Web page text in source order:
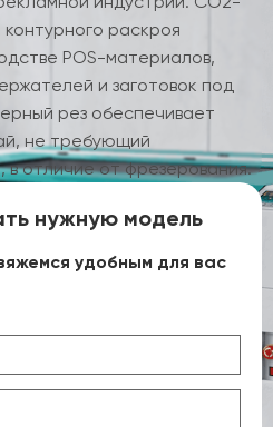
раскроя
POS-материалов,
и заготовок под
рез обеспечивает
не требующий
в отличие от фрезерования.
нужную модель
удобным для вас